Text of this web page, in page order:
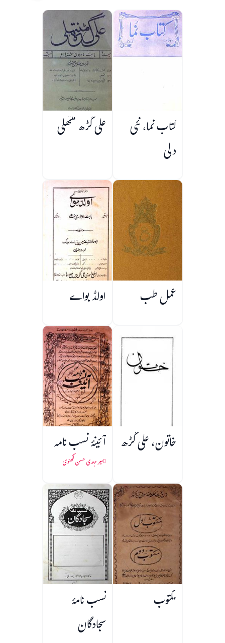
کتاب نما، نئی
دلی
علی گڑھ منتھلی
عمل طب اولڈ بواے
خاتون، علی گڑھ آئینۂ نسب نامہ
میر مہدی حسن لکھنوی
مکتوب نسب نامۂ
سجادگان